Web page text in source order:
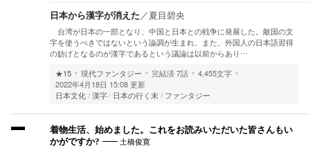
日本から漢字が消えた／夏目碧央
台湾が日本の一部となり、中国と日本との戦争に発展した。敵国の文
字を使うべきではないという論調が生まれ、また、外国人の日本語習得
の妨げとなるのが漢字であるという議論は以前からあり…
★15
現代ファンタジー 完結済7話
4,455文字
2022年4月18日 15:08 更新
日本文化 漢字 日本の行く末 ファンタジー
着物生活、始めました。これをお読みいただいた皆さんもい
かがですか?
土橋俊寛